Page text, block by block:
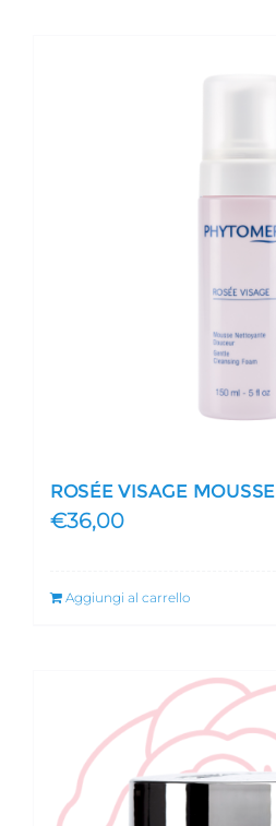
ROSÉE VISAGE MOUSSE
€36,00
Aggiungi al carrello